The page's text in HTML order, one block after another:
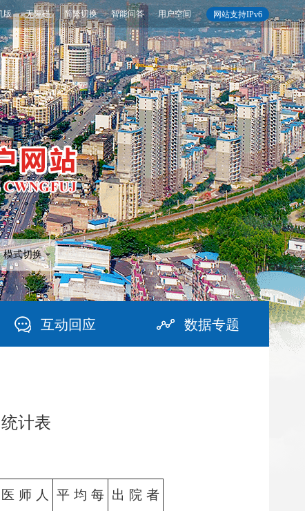
网站支持IPv6
版 无障碍 简繁切换 智能问答 用户空间
模式切换
互动回应 数据专题
计表
医师人
平均每 出院者